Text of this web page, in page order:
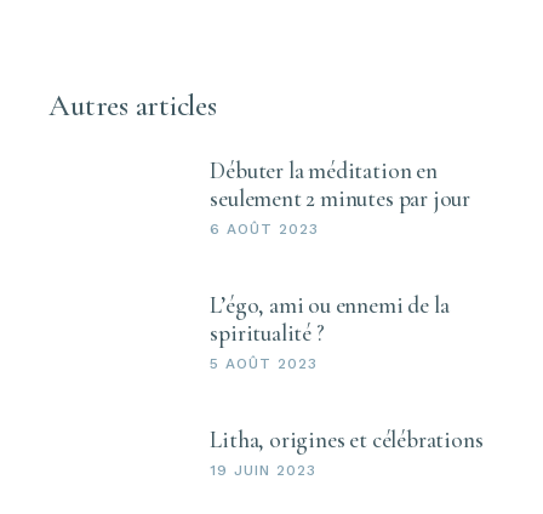
Autres articles
Débuter la méditation en
seulement 2 minutes par jour
6 AOÛT 2023
L’égo, ami ou ennemi de la
spiritualité ?
5 AOÛT 2023
Litha, origines et célébrations
19 JUIN 2023